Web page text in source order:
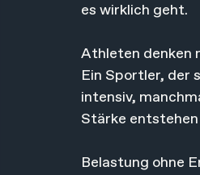
es wirklich geht.
Athleten denken
Ein Sportler, der
intensiv,
Stärke
Belastung ohne